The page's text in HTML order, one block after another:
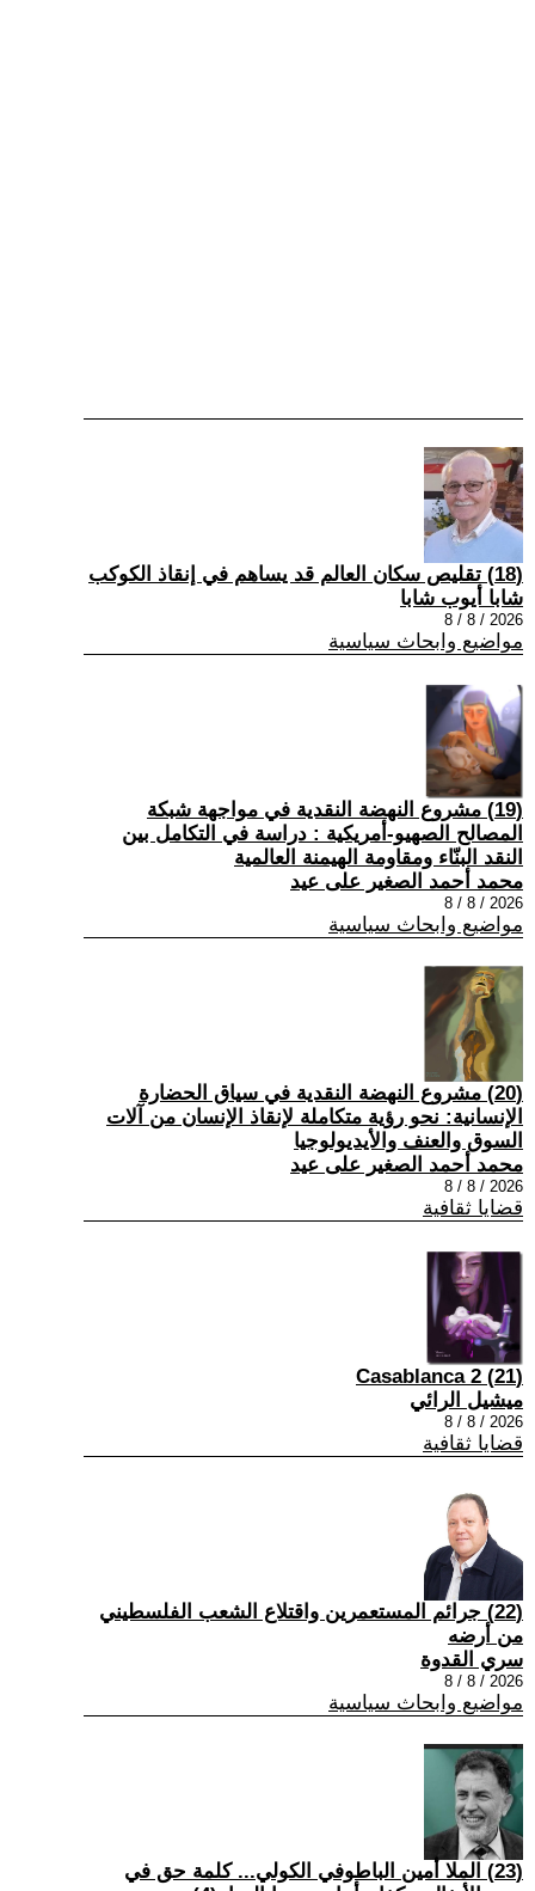
(18) تقليص سكان العالم قد يساهم في إنقاذ الكوكب
شابا أيوب شابا
2026 / 8 / 8
مواضيع وابحاث سياسية
(19) مشروع النهضة النقدية في مواجهة شبكة
المصالح الصهيو-أمريكية : دراسة في التكامل بين
النقد البنّاء ومقاومة الهيمنة العالمية
محمد أحمد الصغير على عيد
2026 / 8 / 8
مواضيع وابحاث سياسية
(20) مشروع النهضة النقدية في سياق الحضارة
الإنسانية: نحو رؤية متكاملة لإنقاذ الإنسان من آلات
السوق والعنف والأيديولوجيا
محمد أحمد الصغير على عيد
2026 / 8 / 8
قضايا ثقافية
(21) Casablanca 2
ميشيل الرائي
2026 / 8 / 8
قضايا ثقافية
(22) جرائم المستعمرين واقتلاع الشعب الفلسطيني
من أرضه
سري القدوة
2026 / 8 / 8
مواضيع وابحاث سياسية
(23) الملا أمين الباطوفي الكولي... كلمة حق في